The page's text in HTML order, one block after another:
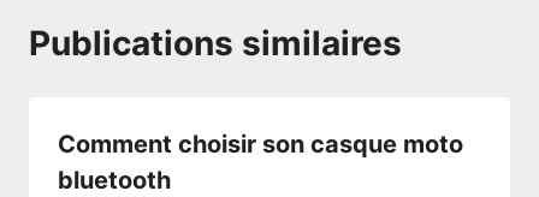
Publications similaires
Comment choisir son casque moto
bluetooth